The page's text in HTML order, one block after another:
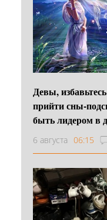
Девы,
прийти сны-
быть лидером в
6 августа 06:15